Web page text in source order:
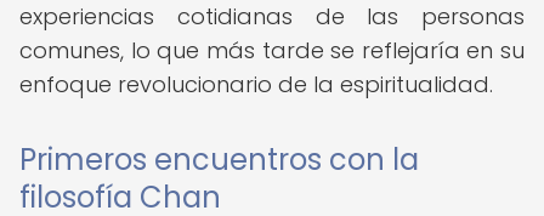
experiencias cotidianas de las personas
comunes, lo que más tarde se reflejaría en su
enfoque revolucionario de la espiritualidad.
Primeros encuentros con la
filosofía Chan